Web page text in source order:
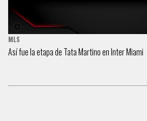
MLS
Así fue la etapa de Tata Martino en Inter Miami